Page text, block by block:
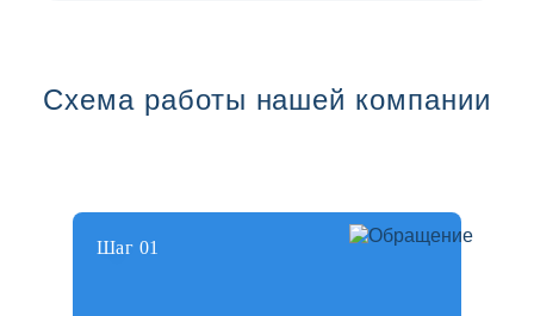
Схема работы нашей компании
Шаг 01